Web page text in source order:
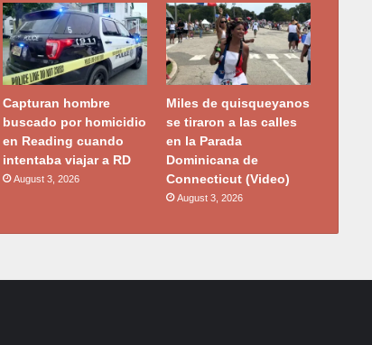
Capturan hombre
buscado por homicidio
en Reading cuando
intentaba viajar a RD
August 3, 2026
Miles de quisqueyanos
se tiraron a las calles
en la Parada
Dominicana de
Connecticut (Video)
August 3, 2026